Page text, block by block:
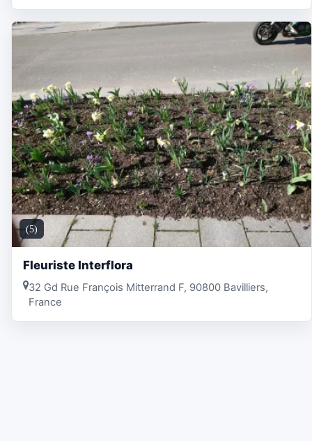
(5)
Fleuriste Interflora
32 Gd Rue François Mitterrand F, 90800 Bavilliers,
France